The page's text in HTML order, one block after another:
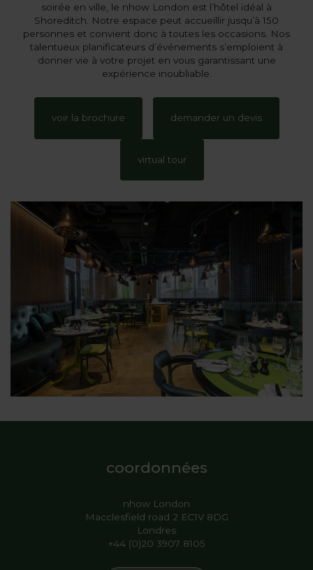
soirée en ville, le nhow London est l’hôtel idéal à
Shoreditch. Notre espace peut accueillir jusqu’à 150
personnes et convient donc à toutes les occasions. Nos
talentueux planificateurs d’événements s’emploient à
donner vie à votre projet en vous garantissant une
expérience inoubliable.
voir la brochure demander un devis
virtual tour
coordonnées
nhow London
Macclesfield road 2 EC1V 8DG
Londres
+44 (0)20 3907 8105